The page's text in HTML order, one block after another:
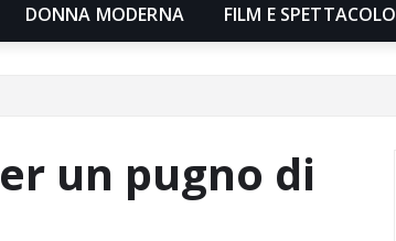
DONNA MODERNA FILM E SPETTACOLO
un pugno di